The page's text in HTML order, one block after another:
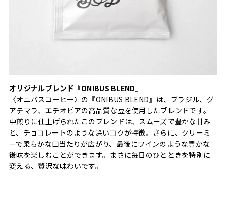
オリジナルブレンド『ONIBUS BLEND』
〈オニバスコーヒー〉の『ONIBUS BLEND』は、ブラジル、グ
アテマラ、エチオピアの高品質な豆を使用したブレンドです。
中煎りに仕上げられたこのブレンドは、スムーズで豊かな甘み
と、チョコレートのような深いコクが特徴。さらに、クリーミ
ーで柔らかな口当たりが広がり、最後にワインのような豊かな
後味を楽しむことができます。まさに毎日のひとときを特別に
変える、贅沢な味わいです。